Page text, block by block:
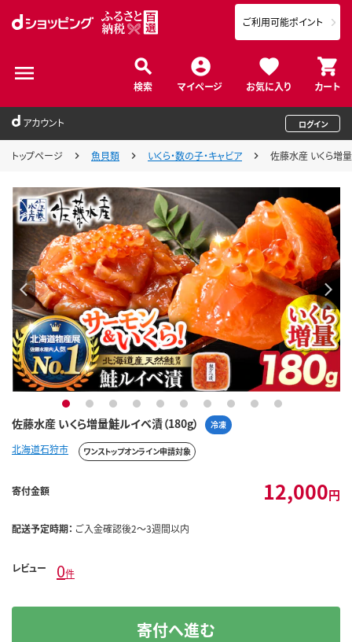
検索 マイページ お気に入り カート
ご利用可能ポイント
アカウント ログイン
トップページ 魚貝類 いくら・数の子・キャビア 佐藤水産 いくら増
佐藤水産 いくら増量鮭ルイベ漬（180g） 冷凍
1 2 3 4 5 6 7 8 9 10
北海道石狩市 ワンストップオンライン申請対象
寄付金額 12,000円
配送予定時期： ご入金確認後2～3週間以内
レビュー 0件
寄付へ進む